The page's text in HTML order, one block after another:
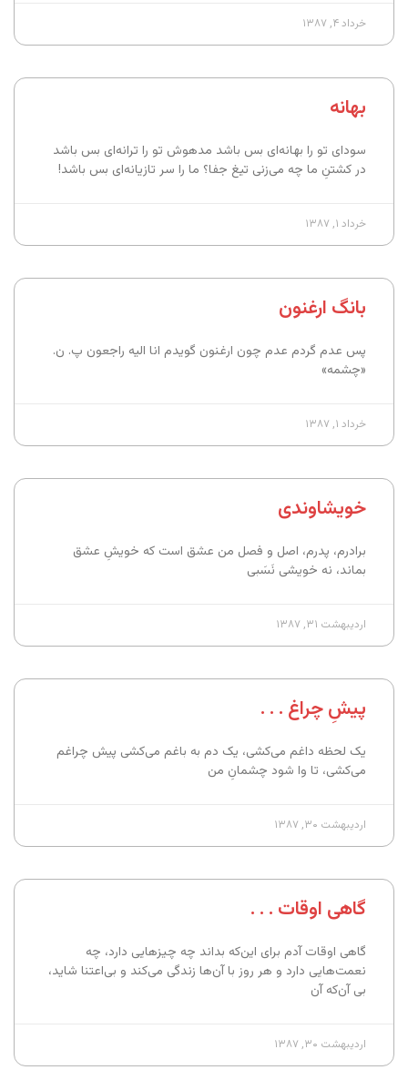
خرداد ۴, ۱۳۸۷
بهانه
سودای تو را بهانه‌ای بس باشد مدهوش تو را ترانه‌ای بس باشد
در کشتنِ ما چه می‌زنی تیغ جفا؟ ما را سر تازیانه‌ای بس باشد!
خرداد ۱, ۱۳۸۷
بانگ ارغنون
پس عدم گردم عدم چون ارغنون گویدم انا الیه راجعون پ. ن.
«چشمه»
خرداد ۱, ۱۳۸۷
خویشاوندی
برادرم، پدرم، اصل و فصل من عشق است که خویشِ عشق
بماند، نه خویشی نَسَبی
اردیبهشت ۳۱, ۱۳۸۷
پیشِ چراغ . . .
یک لحظه داغم می‌کشی، یک دم به باغم می‌کشی پیش چراغم
می‌کشی، تا وا شود چشمانِ من
اردیبهشت ۳۰, ۱۳۸۷
گاهی اوقات . . .
گاهی اوقات آدم برای این‌که بداند چه چیزهایی دارد، چه
نعمت‌هایی دارد و هر روز با آن‌ها زندگی می‌کند و بی‌اعتنا شاید،
بی آن‌که آن‌
اردیبهشت ۳۰, ۱۳۸۷